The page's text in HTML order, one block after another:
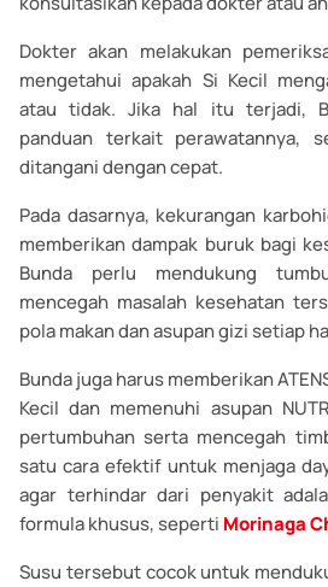
Dokter akan melakukan
mengetahui apakah Si Kecil
atau tidak. Jika hal itu terjadi,
panduan terkait perawatannya,
ditangani dengan cepat.
Pada dasarnya, kekurangan
memberikan dampak buruk bagi
Bunda perlu mendukung
mencegah masalah kesehatan
pola makan dan asupan gizi setiap
Bunda juga harus memberikan
Kecil dan memenuhi asupan
pertumbuhan serta mencegah
satu cara efektif untuk menjaga
agar terhindar dari penyakit
formula khusus, seperti Morinaga
Susu tersebut cocok untuk